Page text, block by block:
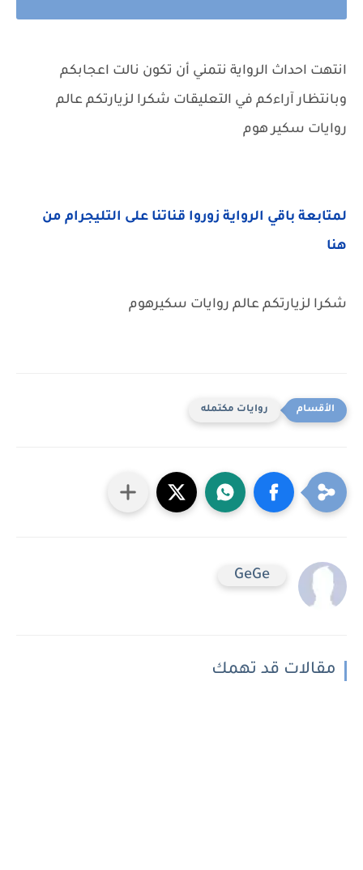
انتهت احداث الرواية نتمني أن تكون نالت اعجابكم
وبانتظار آراءكم في التعليقات شكرا لزيارتكم عالم
روايات سكير هوم
لمتابعة باقي الرواية زوروا قناتنا على التليجرام من
هنا
شكرا لزيارتكم عالم روايات سكيرهوم
روايات مكتمله
GeGe
مقالات قد تهمك